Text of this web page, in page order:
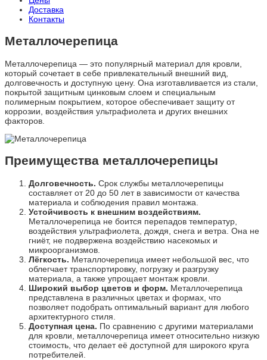
Доставка
Контакты
Металлочерепица
Металлочерепица — это популярный материал для кровли,
который сочетает в себе привлекательный внешний вид,
долговечность и доступную цену. Она изготавливается из стали,
покрытой защитным цинковым слоем и специальным
полимерным покрытием, которое обеспечивает защиту от
коррозии, воздействия ультрафиолета и других внешних
факторов.
Преимущества металлочерепицы
Долговечность. Срок службы металлочерепицы
составляет от 20 до 50 лет в зависимости от качества
материала и соблюдения правил монтажа.
Устойчивость к внешним воздействиям.
Металлочерепица не боится перепадов температур,
воздействия ультрафиолета, дождя, снега и ветра. Она не
гниёт, не подвержена воздействию насекомых и
микроорганизмов.
Лёгкость. Металлочерепица имеет небольшой вес, что
облегчает транспортировку, погрузку и разгрузку
материала, а также упрощает монтаж кровли.
Широкий выбор цветов и форм. Металлочерепица
представлена в различных цветах и формах, что
позволяет подобрать оптимальный вариант для любого
архитектурного стиля.
Доступная цена. По сравнению с другими материалами
для кровли, металлочерепица имеет относительно низкую
стоимость, что делает её доступной для широкого круга
потребителей.